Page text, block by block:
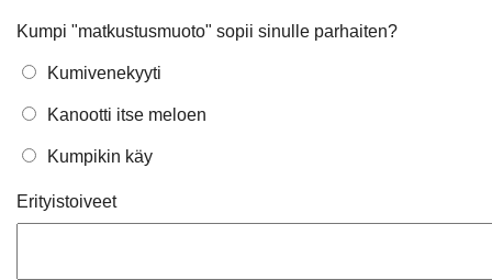
Kumpi "matkustusmuoto" sopii sinulle parhaiten?
Kumivenekyyti
Kanootti itse meloen
Kumpikin käy
Erityistoiveet